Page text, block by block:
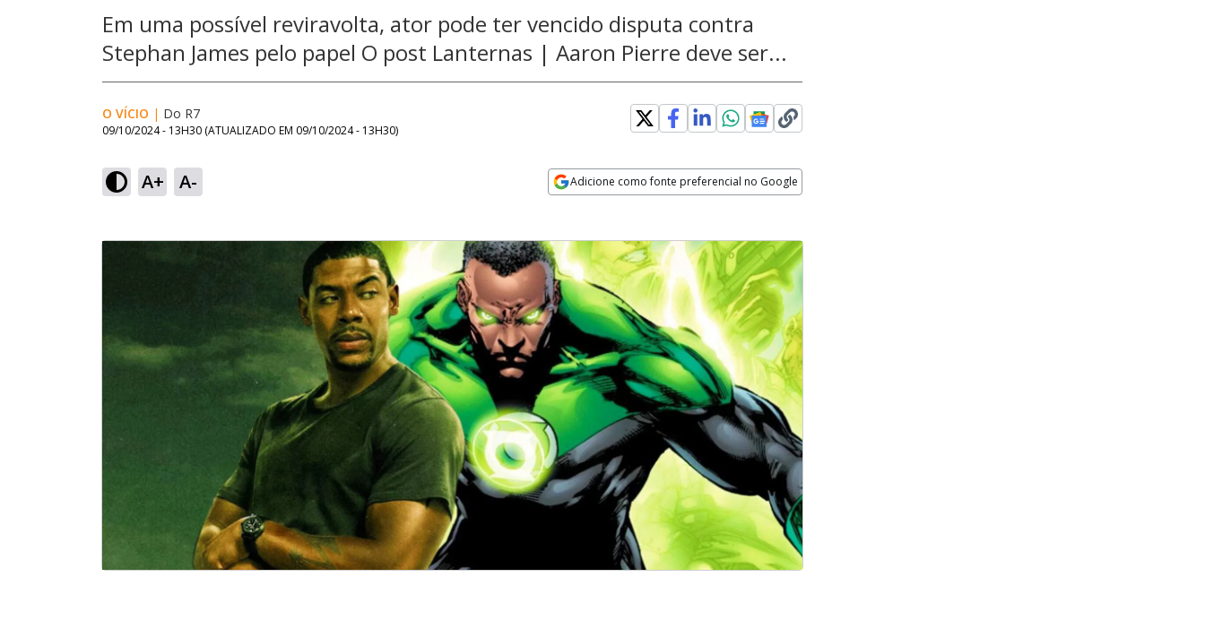
Em uma possível reviravolta, ator pode ter vencido disputa contra
Stephan James pelo papel O post Lanternas | Aaron Pierre deve ser...
O VÍCIO | Do R7
09/10/2024 - 13H30 (ATUALIZADO EM 09/10/2024 - 13H30)
A+ A- Adicione como fonte preferencial no Google